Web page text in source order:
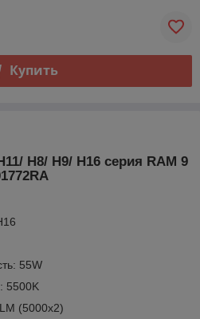
Купить
H8/ H9/ H16 серия RAM 9
55W
5500K
(5000х2)